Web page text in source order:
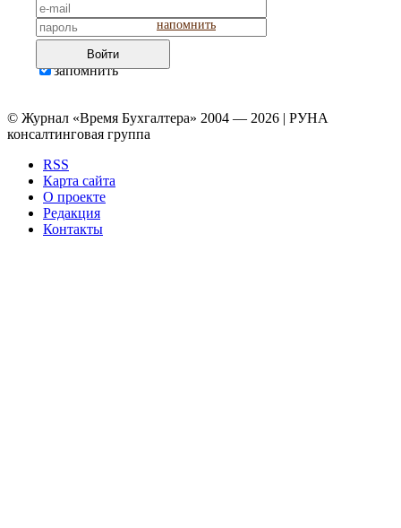
напомнить
Войти
запомнить
© Журнал «Время Бухгалтера» 2004 — 2026 | РУНА
консалтинговая группа
RSS
Карта сайта
О проекте
Редакция
Контакты